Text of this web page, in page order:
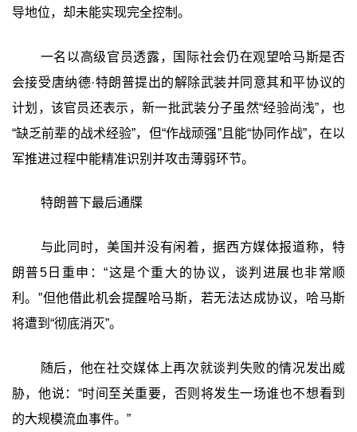
导地位，却未能实现完全控制。
一名以高级官员透露，国际社会仍在观望哈马斯是否
会接受唐纳德·特朗普提出的解除武装并同意其和平协议的
计划，该官员还表示，新一批武装分子虽然“经验尚浅”，也
“缺乏前辈的战术经验”，但“作战顽强”且能“协同作战”，在以
军推进过程中能精准识别并攻击薄弱环节。
特朗普下最后通牒
与此同时，美国并没有闲着，据西方媒体报道称，特
朗普5日重申：“这是个重大的协议，谈判进展也非常顺
利。”但他借此机会提醒哈马斯，若无法达成协议，哈马斯
将遭到“彻底消灭”。
随后，他在社交媒体上再次就谈判失败的情况发出威
胁，他说：“时间至关重要，否则将发生一场谁也不想看到
的大规模流血事件。”